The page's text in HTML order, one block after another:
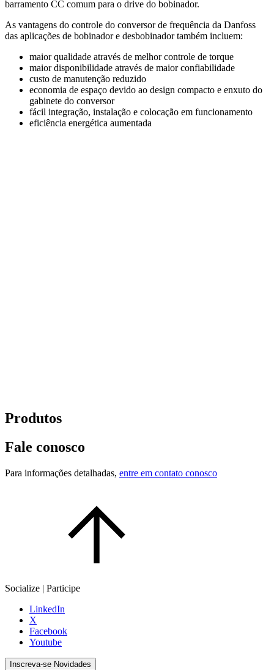
barramento CC comum para o drive do bobinador.
As vantagens do controle do conversor de frequência da Danfoss
das aplicações de bobinador e desbobinador também incluem:
maior qualidade através de melhor controle de torque
maior disponibilidade através de maior confiabilidade
custo de manutenção reduzido
economia de espaço devido ao design compacto e enxuto do
gabinete do conversor
fácil integração, instalação e colocação em funcionamento
eficiência energética aumentada
Produtos
Fale conosco
Para informações detalhadas, entre em contato conosco
Socialize | Participe
LinkedIn
X
Facebook
Youtube
Inscreva-se Novidades